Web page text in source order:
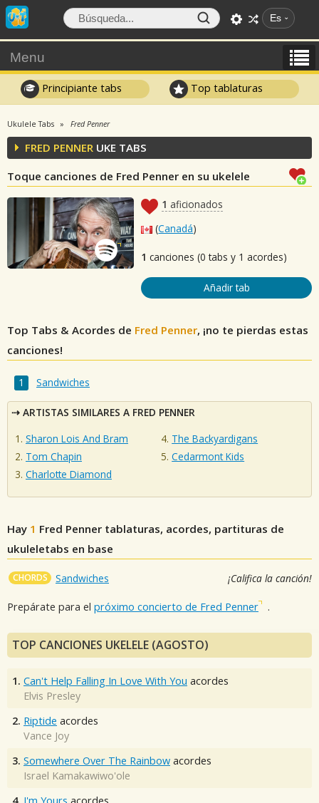
Es
Menu
Principiante tabs Top tablaturas
Ukulele Tabs Fred Penner
FRED PENNER UKE TABS
Toque canciones de Fred Penner en su ukelele
1 aficionados
(Canadá)
1 canciones (0 tabs y 1 acordes)
Añadir tab
Top Tabs & Acordes de Fred Penner, ¡no te pierdas estas
canciones!
Sandwiches
ARTISTAS SIMILARES A FRED PENNER
Sharon Lois And Bram
Tom Chapin
Charlotte Diamond
The Backyardigans
Cedarmont Kids
Hay 1 Fred Penner tablaturas, acordes, partituras de
ukuleletabs en base
CHORDS Sandwiches ¡Califica la canción!
Prepárate para el próximo concierto de Fred Penner .
TOP CANCIONES UKELELE (AGOSTO)
1. Can't Help Falling In Love With You acordes
Elvis Presley
2. Riptide acordes
Vance Joy
3. Somewhere Over The Rainbow acordes
Israel Kamakawiwo'ole